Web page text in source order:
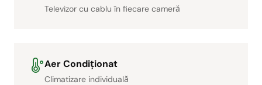
Televizor cu cablu în fiecare cameră
Aer Condiționat
Climatizare individuală